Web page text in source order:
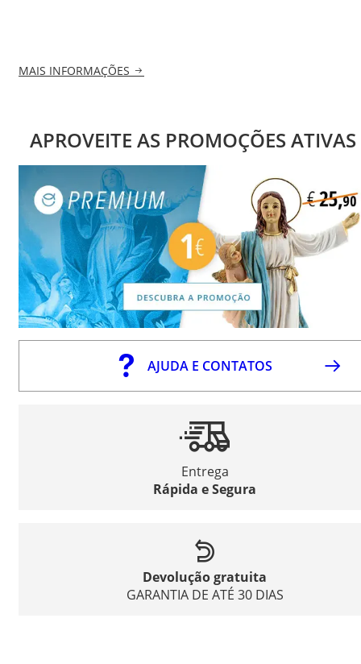
MAIS INFORMAÇÕES
APROVEITE AS PROMOÇÕES ATIVAS
AJUDA E CONTATOS
Entrega
Rápida e Segura
Devolução gratuita
GARANTIA DE ATÉ 30 DIAS